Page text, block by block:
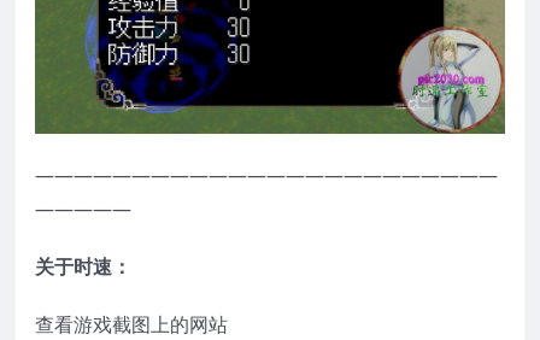
————————————————————————
—————
关于时速：
查看游戏截图上的网站